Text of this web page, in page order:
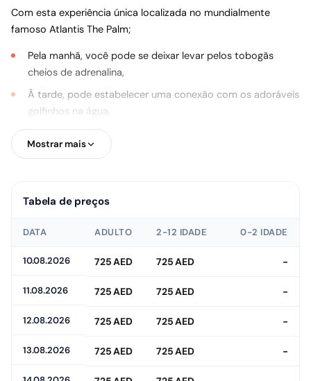
Com esta experiência única localizada no mundialmente
famoso Atlantis The Palm;
Pela manhã, você pode se deixar levar pelos tobogãs
cheios de adrenalina,
À tarde, pode estabelecer uma conexão com os adoráveis
golfinhos na água,
No dia seguinte, você pode aproveitar o parque
novamente!
exclusiva, piscina de ondas gigante, chuveiros, toalhas,
armários com chave e serviços de bebidas incluídos!
Mostrar mais
Tabela de preços
DATA ADULTO 2-12 IDADE 0-2 IDADE
10.08.2026 725 AED 725 AED -
11.08.2026 725 AED 725 AED -
12.08.2026 725 AED 725 AED -
13.08.2026 725 AED 725 AED -